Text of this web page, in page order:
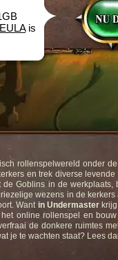
rollenspelwereld onder
en trek diverse levende
Goblins in de werkplaats,
wezens in de kerkers
Want in Undermasterkrijg
online rollenspel en
de donkere ruimtes
je te wachten staat? Lees
EULAis